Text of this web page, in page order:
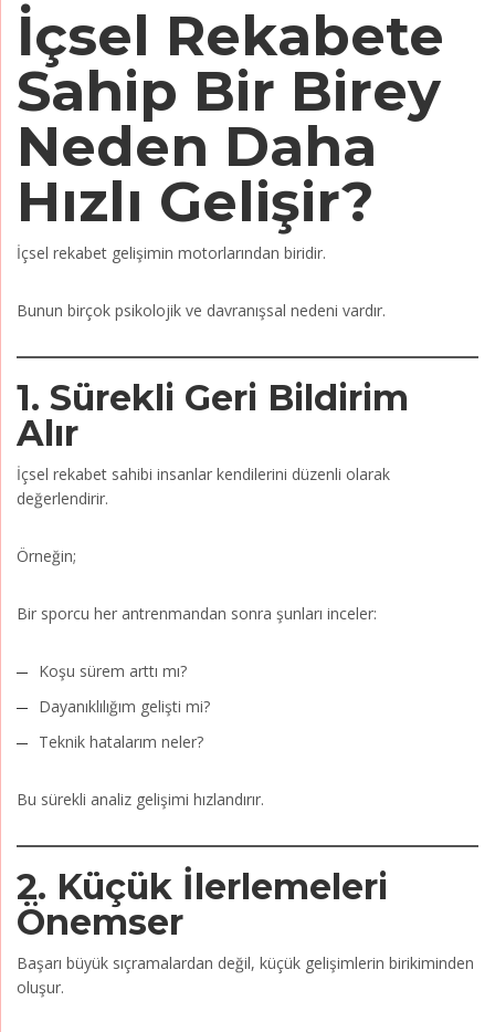
İçsel Rekabete
Sahip Bir Birey
Neden Daha
Hızlı Gelişir?
İçsel rekabet gelişimin motorlarından biridir.
Bunun birçok psikolojik ve davranışsal nedeni vardır.
1. Sürekli Geri Bildirim
Alır
İçsel rekabet sahibi insanlar kendilerini düzenli olarak
değerlendirir.
Örneğin;
Bir sporcu her antrenmandan sonra şunları inceler:
Koşu sürem arttı mı?
Dayanıklılığım gelişti mi?
Teknik hatalarım neler?
Bu sürekli analiz gelişimi hızlandırır.
2. Küçük İlerlemeleri
Önemser
Başarı büyük sıçramalardan değil, küçük gelişimlerin birikiminden
oluşur.